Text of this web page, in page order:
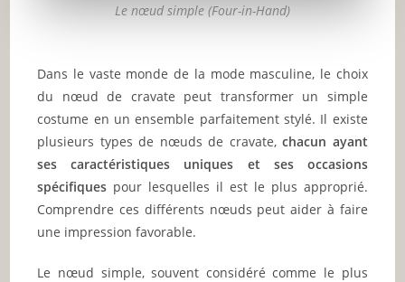
Le nœud simple (Four-in-Hand)
Dans le vaste monde de la mode masculine, le choix
du nœud de cravate peut transformer un simple
costume en un ensemble parfaitement stylé. Il existe
plusieurs types de nœuds de cravate,chacun ayant
ses caractéristiques uniques et ses occasions
spécifiques pour lesquelles il est le plus approprié.
Comprendre ces différents nœuds peut aider à faire
une impression favorable.
Le nœud simple, souvent considéré comme le plus